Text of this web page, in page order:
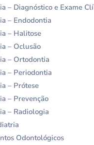
– Diagnóstico e Exame
– Endodontia
– Halitose
– Oclusão
– Ortodontia
– Periodontia
– Prótese
– Prevenção
– Radiologia
Odontológicos